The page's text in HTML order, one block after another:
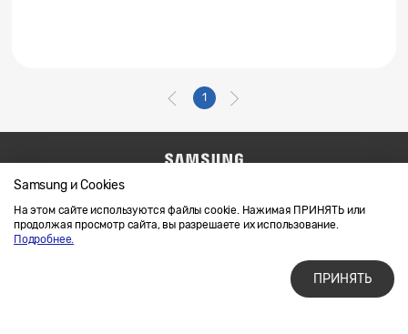
Samsung и Cookies
На этом сайте используются файлы cookie. Нажимая ПРИНЯТЬ или
продолжая просмотр сайта, вы разрешаете их использование.
Подробнее.
ПРИНЯТЬ
1
Напишите нам
Условия использования материалов
Конфиденциальность и файлы cookie